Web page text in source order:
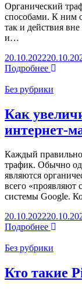
Органический
способами. К ним
так и действия вне
и…
20.10.2022
Подробнее
Без рубрики
Как
интернет-
Каждый правильно
трафик. Обычно
являются
всего «проявляют
системы Google.
20.10.2022
Подробнее
Без рубрики
Кто такие